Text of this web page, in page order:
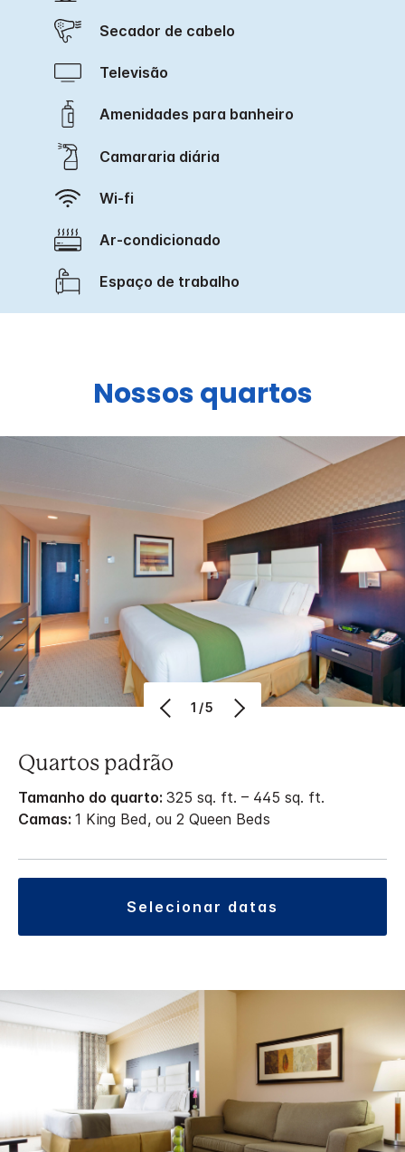
Secador de cabelo
Televisão
Amenidades para banheiro
Camararia diária
Wi-fi
Ar-condicionado
Espaço de trabalho
Nossos quartos
1/5
Quartos padrão
Tamanho do quarto: 325 sq. ft. – 445 sq. ft.
Camas: 1 King Bed, ou 2 Queen Beds
selecionar datas